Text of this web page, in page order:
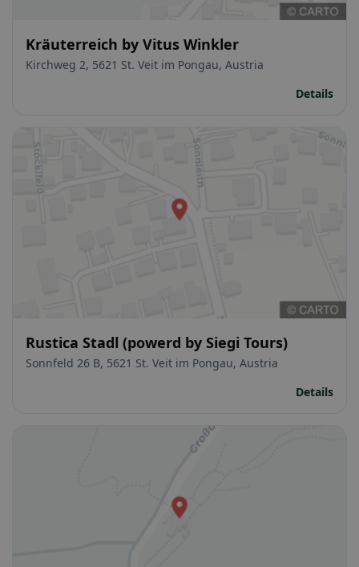
Kräuterreich by Vitus Winkler
Kirchweg 2, 5621 St. Veit im Pongau, Austria
Details
Rustica Stadl (powerd by Siegi Tours)
Sonnfeld 26 B, 5621 St. Veit im Pongau, Austria
Details